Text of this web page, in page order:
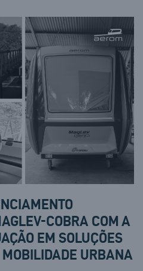
COBRA COM A
EM SOLUÇÕES
URBANA